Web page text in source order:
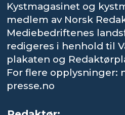
Kystmagasinet og
medlem av Norsk
Mediebedriftenes
redigeres i henhold til
plakaten og
For flere opplysninger:
presse.no